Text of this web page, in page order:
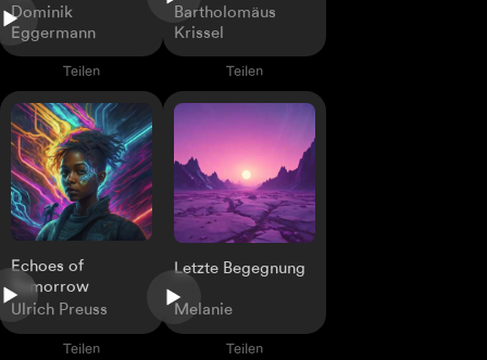
Dominik
Eggermann
Teilen
Bartholomäus
Krissel
Teilen
Echoes of
Tomorrow
Ulrich Preuss
Teilen
Letzte Begegnung
Melanie
Teilen